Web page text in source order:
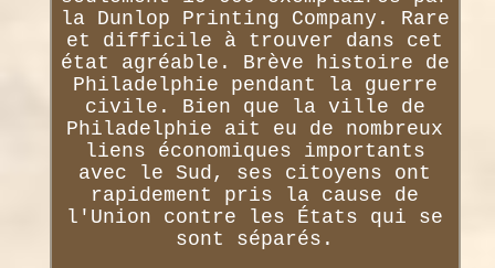
la Dunlop Printing Company. Rare
et difficile à trouver dans cet
état agréable. Brève histoire de
Philadelphie pendant la guerre
civile. Bien que la ville de
Philadelphie ait eu de nombreux
liens économiques importants
avec le Sud, ses citoyens ont
rapidement pris la cause de
l'Union contre les États qui se
sont séparés.